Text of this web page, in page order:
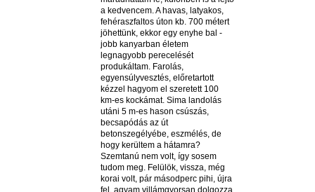
a kedvencem. A havas, latyakos,
fehéraszfaltos úton kb. 700 métert
jöhettünk, ekkor egy enyhe bal -
jobb kanyarban életem
legnagyobb perecelését
produkáltam. Farolás,
egyensúlyvesztés, előretartott
kézzel hagyom el szeretett 100
km-es kockámat. Sima landolás
utáni 5 m-es hason csúszás,
becsapódás az út
betonszegélyébe, eszmélés, de
hogy kerültem a hátamra?
Szemtanú nem volt, így sosem
tudom meg. Felülök, vissza, még
korai volt, pár másodperc pihi, újra
fel, agyam villámgyorsan dolgozza